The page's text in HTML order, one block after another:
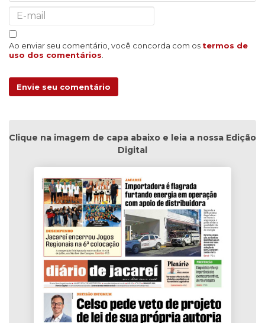
Ao enviar seu comentário, você concorda com os termos de
uso dos comentários.
Envie seu comentário
Clique na imagem de capa abaixo e leia a nossa Edição
Digital